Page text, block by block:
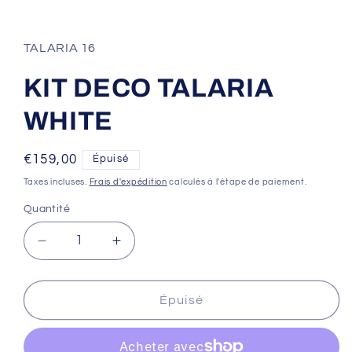
1
dans
fenêtre
modale
TALARIA 16
KIT DECO TALARIA
WHITE
Prix
habituel
€159,00 Épuisé
Taxes incluses. Frais d'expédition calculés à l'étape de paiement.
Quantité
Réduire
la
quantité
KIT
Augmenter
la
quantité
KIT
Épuisé